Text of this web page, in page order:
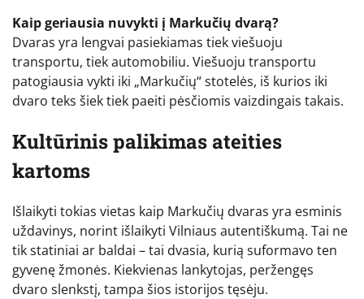
Kaip geriausia nuvykti į Markučių dvarą?
Dvaras yra lengvai pasiekiamas tiek viešuoju
transportu, tiek automobiliu. Viešuoju transportu
patogiausia vykti iki „Markučių“ stotelės, iš kurios iki
dvaro teks šiek tiek paeiti pėsčiomis vaizdingais takais.
Kultūrinis palikimas ateities
kartoms
Išlaikyti tokias vietas kaip Markučių dvaras yra esminis
uždavinys, norint išlaikyti Vilniaus autentiškumą. Tai ne
tik statiniai ar baldai – tai dvasia, kurią suformavo ten
gyvenę žmonės. Kiekvienas lankytojas, peržengęs
dvaro slenkstį, tampa šios istorijos tęsėju.